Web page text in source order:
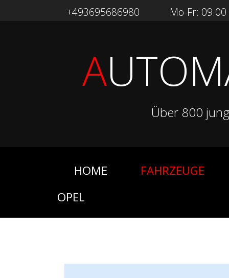
+493695686980 Mo-Fr:
A
Über 800
HOME
FAHRZEUGE
OPEL